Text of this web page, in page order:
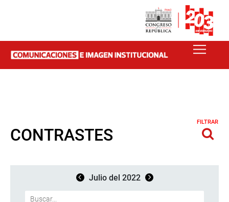
CONTRASTES
FILTRAR
Julio del 2022